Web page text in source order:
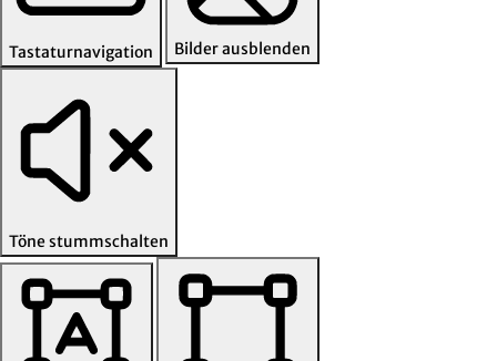
Tastaturnavigation Bilder ausblenden
Töne stummschalten